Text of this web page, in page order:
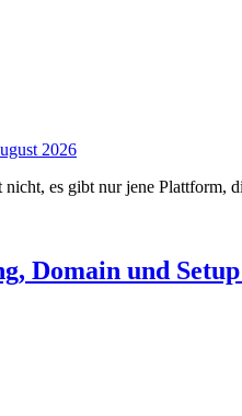
2026
es gibt nur jene Plattform,
Domain und